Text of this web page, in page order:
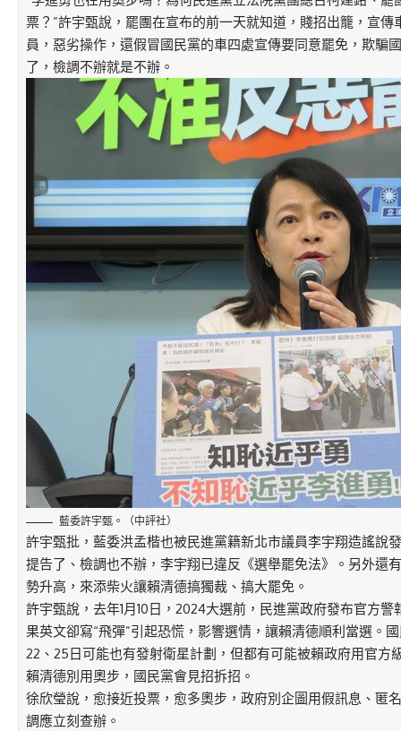
票？”許宇甄說，罷團在宣布的前一天就知道，賤招出籠，宣
員，惡劣操作，還假冒國民黨的車四處宣傳要同意罷免，欺騙
了，檢調不辦就是不辦。
藍委許宇甄。（中評社）
許宇甄批，藍委洪孟楷也被民進黨籍新北市議員李宇翔造謠說
提告了、檢調也不辦，李宇翔已違反《選舉罷免法》。另外還
勢升高，來添柴火讓賴清德搞獨裁、搞大罷免。
許宇甄說，去年1月10日，2024大選前，民進黨政府發布官方
果英文卻寫“飛彈”引起恐慌，影響選情，讓賴清德順利當選。
22、25日可能也有發射衛星計劃，但都有可能被賴政府用官方
賴清德別用奧步，國民黨會見招拆招。
徐欣瑩說，愈接近投票，愈多奧步，政府別企圖用假訊息、匿
調應立刻查辦。